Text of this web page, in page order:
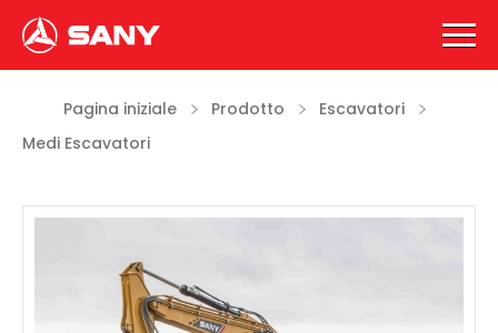
Pagina iniziale Prodotto
Escavatori
Medi Escavatori